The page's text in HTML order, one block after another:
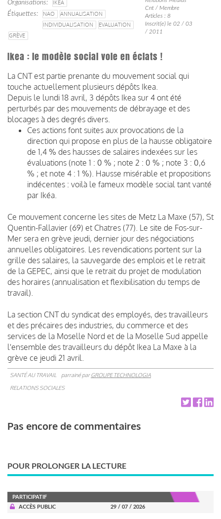
Organisations
IKEA
Étiquettes
NAO
ANNUALISATION
INDIVIDUALISATION
EVALUATION
GRÈVE
Cnt / Membre
Articles : 8
Inscrit(e) le 02 / 03
/ 2011
Ikea : le modèle social vole en éclats !
La CNT est partie prenante du mouvement social qui
touche actuellement plusieurs dépôts Ikea.
Depuis le lundi 18 avril, 3 dépôts Ikea sur 4 ont été
perturbés par des mouvements de débrayage et des
blocages à des degrés divers.
Ces actions font suites aux provocations de la
direction qui propose en plus de la hausse obligatoire
de 1,4 % des hausses de salaires indexées sur les
évaluations (note 1 : 0 % ; note 2 : 0 % ; note 3 : 0,6
% ; et note 4 : 1 %). Hausse misérable et propositions
indécentes : voilà le fameux modèle social tant vanté
par Ikéa.
Ce mouvement concerne les sites de Metz La Maxe (57), St
Quentin-Fallavier (69) et Chatres (77). Le site de Fos-sur-
Mer sera en grève jeudi, dernier jour des négociations
annuelles obligatoires. Les revendications portent sur la
grille des salaires, la sauvegarde des emplois et le retrait
de la GEPEC, ainsi que le retrait du projet de modulation
des horaires (annualisation et flexibilisation du temps de
travail).
La section CNT du syndicat des employés, des travailleurs
et des précaires des industries, du commerce et des
services de la Moselle Nord et de la Moselle Sud appelle
l'ensemble des travailleurs du dépôt Ikea La Maxe à la
grève ce jeudi 21 avril.
SANTÉ AU TRAVAIL parrainé parGROUPE TECHNOLOGIA
RELATIONS SOCIALES
Pas encore de commentaires
POUR PROLONGER LA LECTURE
PARTICIPATIF
ACCÈS PUBLIC
29 / 07 / 2026